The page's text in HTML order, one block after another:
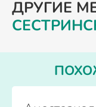
ДРУГИЕ